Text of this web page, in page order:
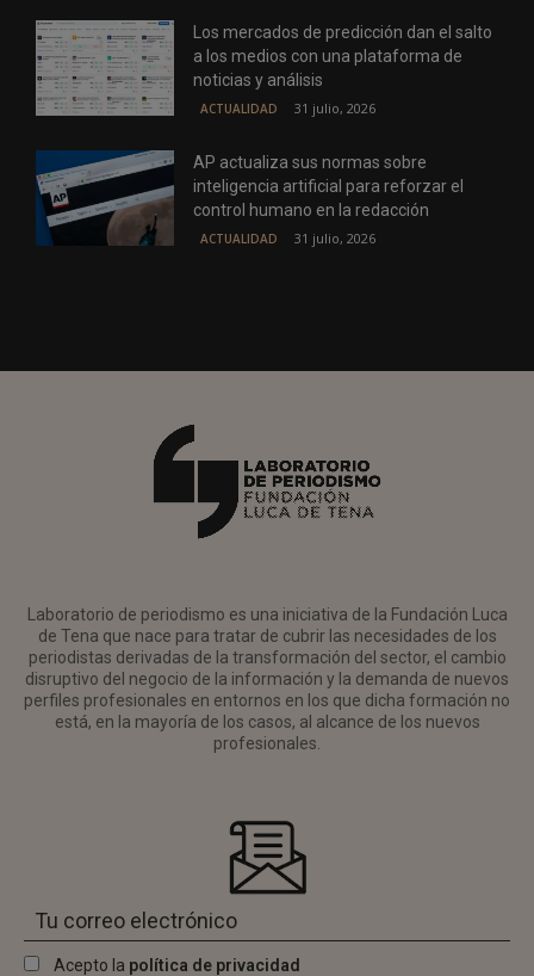
Los mercados de predicción dan el salto
a los medios con una plataforma de
noticias y análisis
ACTUALIDAD 31 julio, 2026
AP actualiza sus normas sobre
inteligencia artificial para reforzar el
control humano en la redacción
ACTUALIDAD 31 julio, 2026
Laboratorio de periodismo es una iniciativa de la Fundación Luca
de Tena que nace para tratar de cubrir las necesidades de los
periodistas derivadas de la transformación del sector, el cambio
disruptivo del negocio de la información y la demanda de nuevos
perfiles profesionales en entornos en los que dicha formación no
está, en la mayoría de los casos, al alcance de los nuevos
profesionales.
Acepto la política de privacidad